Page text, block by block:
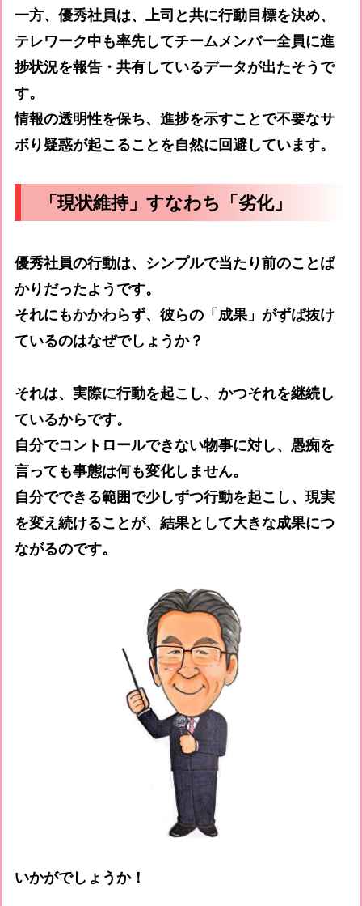
一方、優秀社員は、上司と共に行動目標を決め、
テレワーク中も率先してチームメンバー全員に進
捗状況を報告・共有しているデータが出たそうで
す。
情報の透明性を保ち、進捗を示すことで不要なサ
ボり疑惑が起こることを自然に回避しています。
「現状維持」すなわち「劣化」
優秀社員の行動は、シンプルで当たり前のことば
かりだったようです。
それにもかかわらず、彼らの「成果」がずば抜け
ているのはなぜでしょうか？
それは、実際に行動を起こし、かつそれを継続し
ているからです。
自分でコントロールできない物事に対し、愚痴を
言っても事態は何も変化しません。
自分でできる範囲で少しずつ行動を起こし、現実
を変え続けることが、結果として大きな成果につ
ながるのです。
いかがでしょうか！